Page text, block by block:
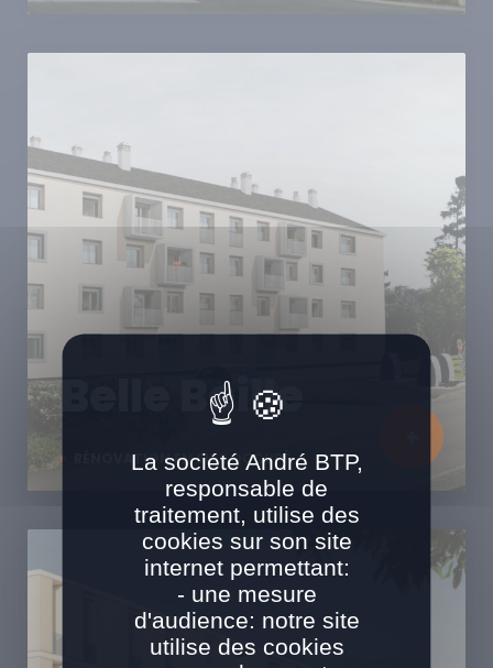
RÉNOVATION EN SITE OCCUPÉ
Belle Beille
La société André BTP,
responsable de
traitement, utilise des
cookies sur son site
internet permettant:
- une mesure
d'audience: notre site
utilise des cookies